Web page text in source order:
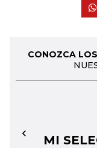
CONOZCA
MI
←